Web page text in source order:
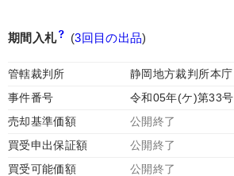
期間入札 (3回目の出品)
管轄裁判所
静岡地方裁判所本庁
事件番号
令和05年(ケ)第33号
売却基準価額
公開終了
買受申出保証額
公開終了
買受可能価額
公開終了